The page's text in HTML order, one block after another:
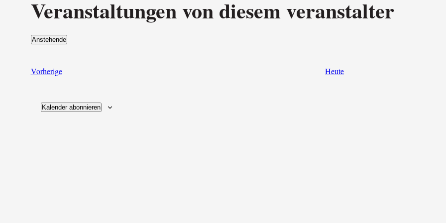
Veranstaltungen von diesem veranstalter
Anstehende
VorherigeVeranstaltungen Heute
Kalender abonnieren